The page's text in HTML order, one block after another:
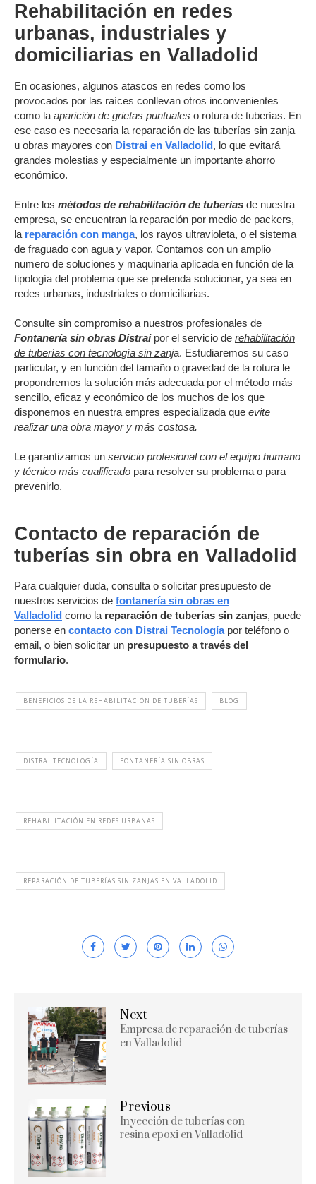
Rehabilitación en redes
urbanas, industriales y
domiciliarias en Valladolid
En ocasiones, algunos atascos en redes como los
provocados por las raíces conllevan otros inconvenientes
como la aparición de grietas puntuales o rotura de tuberías. En
ese caso es necesaria la reparación de las tuberías sin zanja
u obras mayores con Distrai en Valladolid, lo que evitará
grandes molestias y especialmente un importante ahorro
económico.
Entre los métodos de rehabilitación de tuberías de nuestra
empresa, se encuentran la reparación por medio de packers,
la reparación con manga, los rayos ultravioleta, o el sistema
de fraguado con agua y vapor. Contamos con un amplio
numero de soluciones y maquinaria aplicada en función de la
tipología del problema que se pretenda solucionar, ya sea en
redes urbanas, industriales o domiciliarias.
Consulte sin compromiso a nuestros profesionales de
Fontanería sin obras Distrai por el servicio de rehabilitación
de tuberías con tecnología sin zanja. Estudiaremos su caso
particular, y en función del tamaño o gravedad de la rotura le
propondremos la solución más adecuada por el método más
sencillo, eficaz y económico de los muchos de los que
disponemos en nuestra empres especializada que evite
realizar una obra mayor y más costosa.
Le garantizamos un servicio profesional con el equipo humano
y técnico más cualificado para resolver su problema o para
prevenirlo.
Contacto de reparación de
tuberías sin obra en Valladolid
Para cualquier duda, consulta o solicitar presupuesto de
nuestros servicios de fontanería sin obras en
Valladolid como la reparación de tuberías sin zanjas, puede
ponerse en contacto con Distrai Tecnologíapor teléfono o
email, o bien solicitar un presupuesto a través del
formulario.
BENEFICIOS DE LA REHABILITACIÓN DE TUBERÍAS BLOG
DISTRAI TECNOLOGÍA FONTANERÍA SIN OBRAS
REHABILITACIÓN EN REDES URBANAS
REPARACIÓN DE TUBERÍAS SIN ZANJAS EN VALLADOLID
Next
Empresa de reparación de tuberías
en Valladolid
Previous
Inyección de tuberías con
resina epoxi en Valladolid